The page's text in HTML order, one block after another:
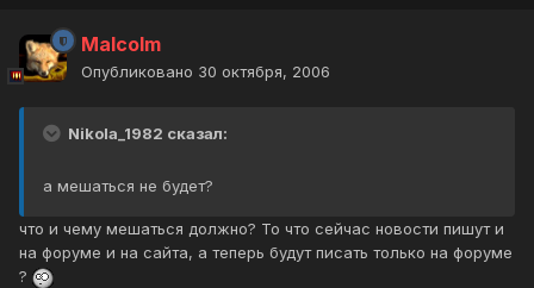
Malcolm
Опубликовано 30 октября, 2006
Nikola_1982 сказал:
а мешаться не будет?
что и чему мешаться должно? То что сейчас новости пишут и
на форуме и на сайта, а теперь будут писать только на форуме
?